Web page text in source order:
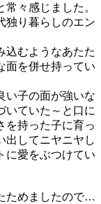
々感じました。
独り暮らしのエン
込むようなあたた
面を併せ持ってい
い子の面が強いな
いていた～と口に
を持った子に育っ
出してニヤニヤし
に愛をぶつけてい
ためましたので…